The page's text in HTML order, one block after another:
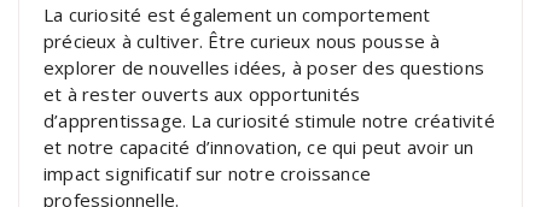
La curiosité est également un comportement
précieux à cultiver. Être curieux nous pousse à
explorer de nouvelles idées, à poser des questions
et à rester ouverts aux opportunités
d’apprentissage. La curiosité stimule notre créativité
et notre capacité d’innovation, ce qui peut avoir un
impact significatif sur notre croissance
professionnelle.